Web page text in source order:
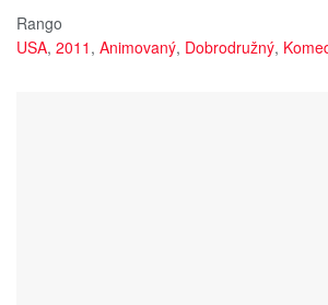
Rango
USA, 2011 , Animovaný, Dobrodružný,